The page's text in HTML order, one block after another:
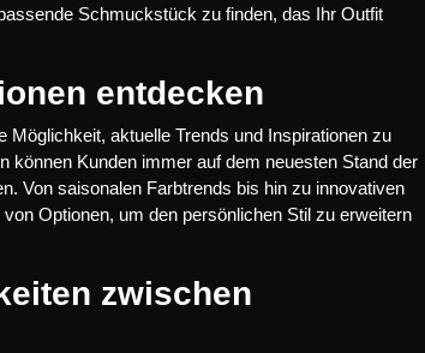
Schmuckstück zu finden, das Ihr Outfit
entdecken
aktuelle Trends und Inspirationen zu
Kunden immer auf dem neuesten Stand der
Von saisonalen Farbtrends bis hin zu innovativen
Optionen, um den persönlichen Stil zu erweitern
zwischen